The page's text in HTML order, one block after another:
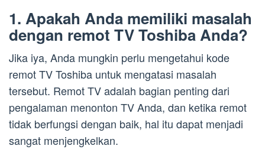
1. Apakah Anda memiliki masalah
dengan remot TV Toshiba Anda?
Jika iya, Anda mungkin perlu mengetahui kode
remot TV Toshiba untuk mengatasi masalah
tersebut. Remot TV adalah bagian penting dari
pengalaman menonton TV Anda, dan ketika remot
tidak berfungsi dengan baik, hal itu dapat menjadi
sangat menjengkelkan.